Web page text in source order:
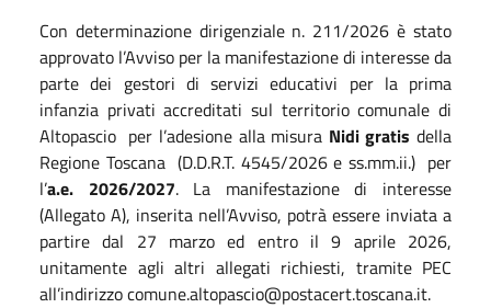
Con determinazione dirigenziale n. 211/2026 è stato
approvato l’Avviso per la manifestazione di interesse da
parte dei gestori di servizi educativi per la prima
infanzia privati accreditati sul territorio comunale di
Altopascio per l’adesione alla misura Nidi gratis della
Regione Toscana (D.D.R.T. 4545/2026 e ss.mm.ii.) per
l’a.e. 2026/2027. La manifestazione di interesse
(Allegato A), inserita nell’Avviso, potrà essere inviata a
partire dal 27 marzo ed entro il 9 aprile 2026,
unitamente agli altri allegati richiesti, tramite PEC
all’indirizzocomune.altopascio@postacert.toscana.it.